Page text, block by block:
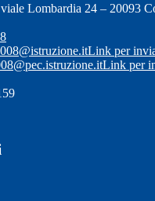
Lombardia 24 – 20093
Link per
Link per